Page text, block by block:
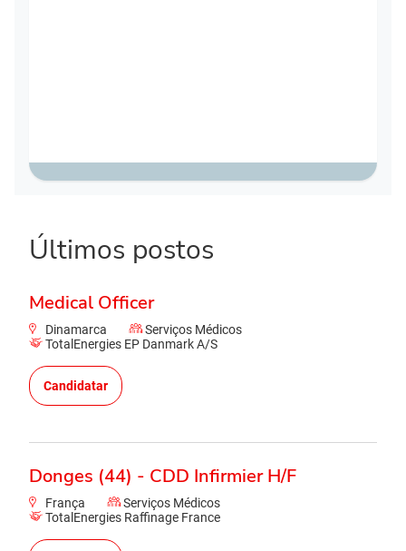
Últimos postos
Medical Officer
Dinamarca
Serviços Médicos
TotalEnergies EP Danmark A/S
Candidatar
Donges (44) - CDD Infirmier H/F
França
Serviços Médicos
TotalEnergies Raffinage France